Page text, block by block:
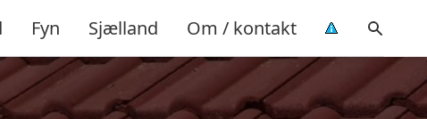
Fyn Sjælland Om / kontakt